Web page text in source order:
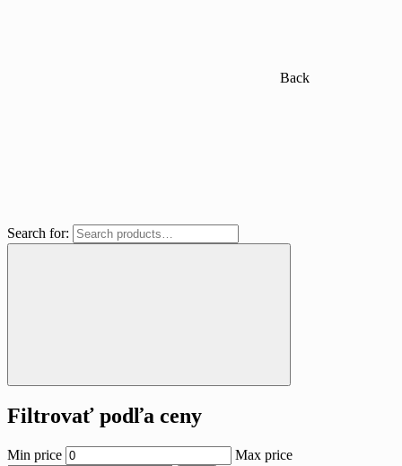
Back
Search for:
Filtrovať podľa ceny
Min price Max price